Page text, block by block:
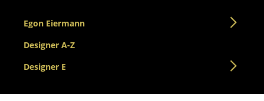
Egon Eiermann
Designer A-Z
Designer E